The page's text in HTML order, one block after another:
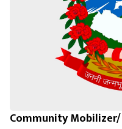
Community Mobilizer/